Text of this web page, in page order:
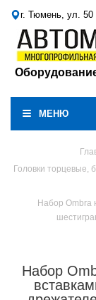
г. Тюмень, ул. 50
МЕНЮ
Головки торцевые,
Набор Ombra
Набор